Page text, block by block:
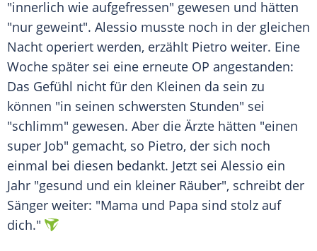
"innerlich wie aufgefressen" gewesen und hätten
"nur geweint". Alessio musste noch in der gleichen
Nacht operiert werden, erzählt Pietro weiter. Eine
Woche später sei eine erneute OP angestanden:
Das Gefühl nicht für den Kleinen da sein zu
können "in seinen schwersten Stunden" sei
"schlimm" gewesen. Aber die Ärzte hätten "einen
super Job" gemacht, so Pietro, der sich noch
einmal bei diesen bedankt. Jetzt sei Alessio ein
Jahr "gesund und ein kleiner Räuber", schreibt der
Sänger weiter: "Mama und Papa sind stolz auf
dich."